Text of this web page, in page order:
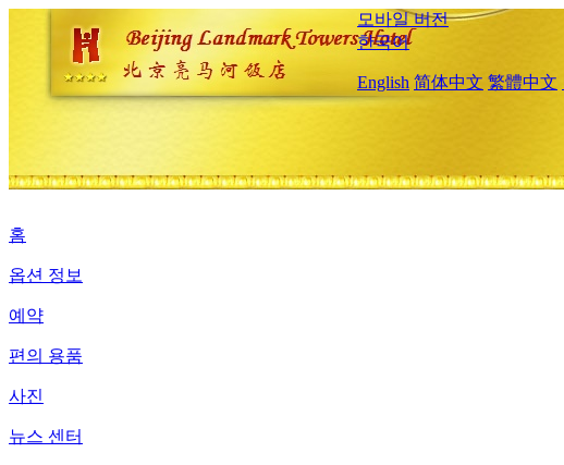
모바일 버전
한국어
English 简体中文 繁體中文
홈
옵션 정보
예약
편의 용품
사진
뉴스 센터